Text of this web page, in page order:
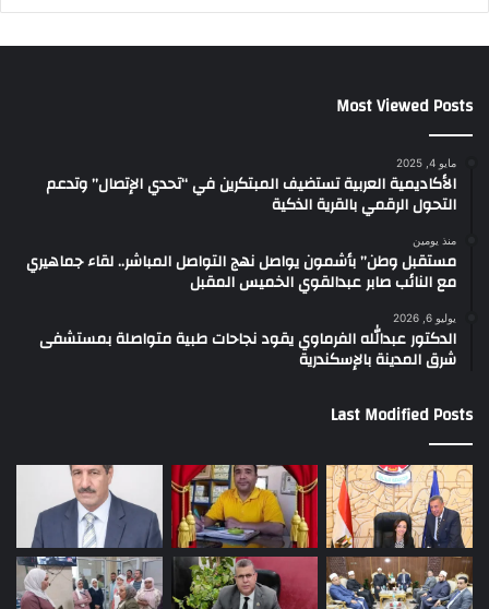
Most Viewed Posts
مايو 4, 2025
الأكاديمية العربية تستضيف المبتكرين في “تحدي الإتصال” وتدعم
التحول الرقمي بالقرية الذكية
منذ يومين
مستقبل وطن” بأشمون يواصل نهج التواصل المباشر.. لقاء جماهيري
مع النائب صابر عبدالقوي الخميس المقبل
يوليو 6, 2026
الدكتور عبدالله الفرماوي يقود نجاحات طبية متواصلة بمستشفى
شرق المدينة بالإسكندرية
Last Modified Posts